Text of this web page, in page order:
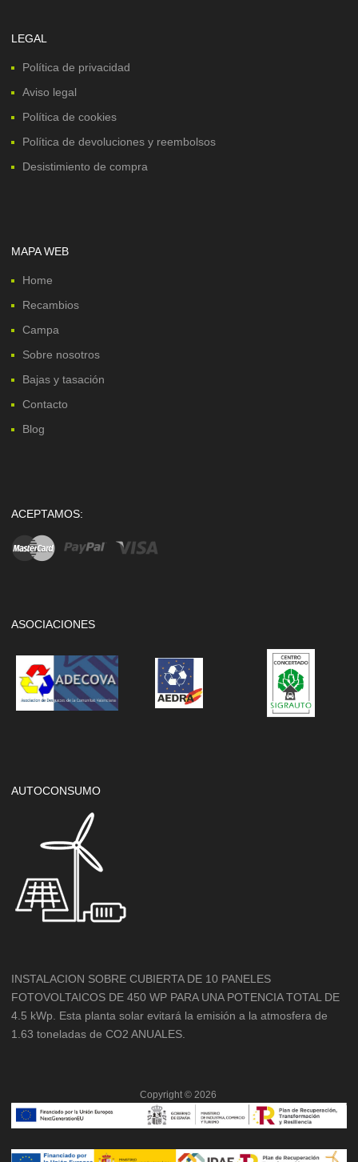
LEGAL
Política de privacidad
Aviso legal
Política de cookies
Política de devoluciones y reembolsos
Desistimiento de compra
MAPA WEB
Home
Recambios
Campa
Sobre nosotros
Bajas y tasación
Contacto
Blog
ACEPTAMOS:
ASOCIACIONES
AUTOCONSUMO
INSTALACION SOBRE CUBIERTA DE 10 PANELES
FOTOVOLTAICOS DE 450 WP PARA UNA POTENCIA TOTAL DE
4.5 kWp. Esta planta solar evitará la emisión a la atmosfera de
1.63 toneladas de CO2 ANUALES.
Copyright © 2026